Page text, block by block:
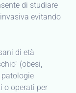
di studiare
evitando
di età
(obesi,
o operati per